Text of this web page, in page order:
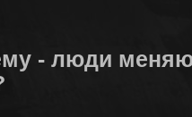
- люди